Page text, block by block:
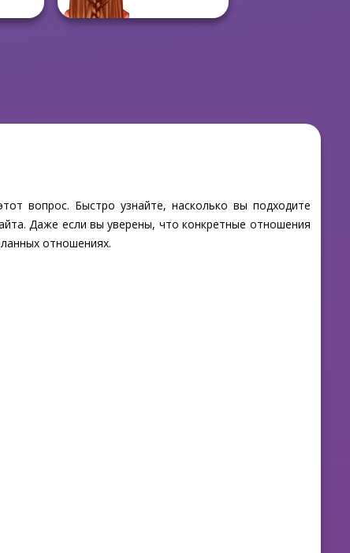
вопрос. Быстро узнайте, насколько вы подходите
Даже если вы уверены, что конкретные отношения
отношениях.